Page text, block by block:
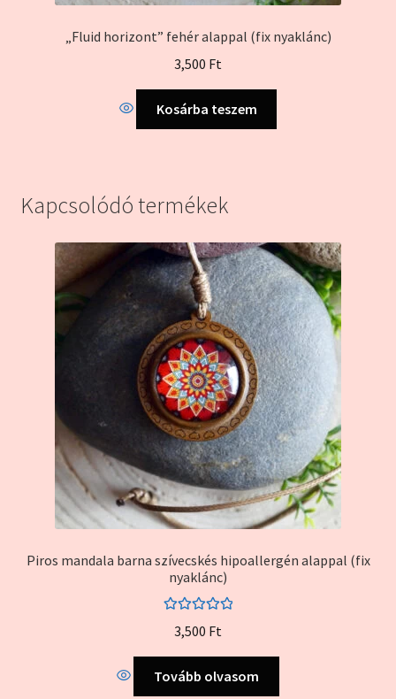
„Fluid horizont” fehér alappal (fix nyaklánc)
3,500 Ft
Kosárba teszem
Kapcsolódó termékek
Piros mandala barna szívecskés hipoallergén alappal (fix
nyaklánc)
5.00
3,500 Ft
Tovább olvasom